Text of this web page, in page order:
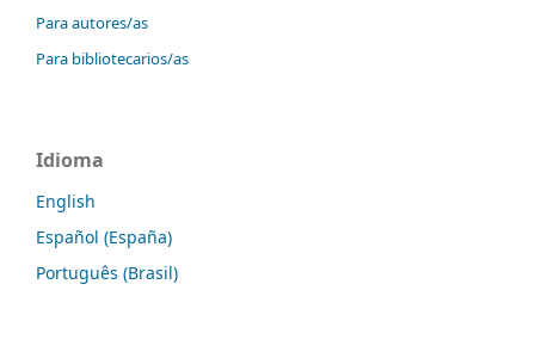
Para autores/as
Para bibliotecarios/as
Idioma
English
Español (España)
Português (Brasil)